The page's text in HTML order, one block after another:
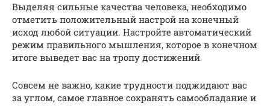
Выделяя сильные качества человека, необходимо
отметить положительный настрой на конечный
исход любой ситуации. Настройте автоматический
режим правильного мышления, которое в конечном
итоге выведет вас на тропу достижений
Совсем не важно, какие трудности поджидают вас
за углом, самое главное сохранять самообладание и